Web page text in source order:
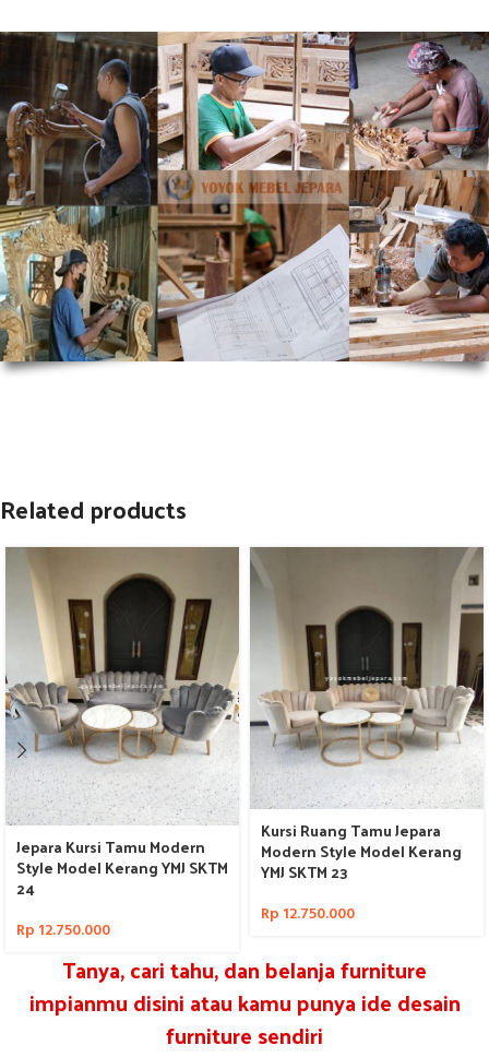
Related products
Jepara Kursi Tamu Modern
Style Model Kerang YMJ SKTM
24
Rp 12.750.000
Kursi Ruang Tamu Jepara
Modern Style Model Kerang
YMJ SKTM 23
Rp 12.750.000
Tanya, cari tahu, dan belanja furniture
impianmu disini atau kamu punya ide desain
furniture sendiri